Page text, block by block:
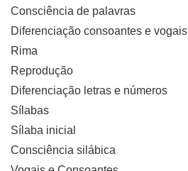
Consciência de palavras
Diferenciação consoantes e vogais
Rima
Reprodução
Diferenciação letras e números
Sílabas
Sílaba inicial
Consciência silábica